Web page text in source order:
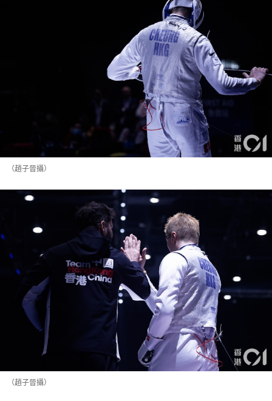
（趙子晉攝）
（趙子晉攝）